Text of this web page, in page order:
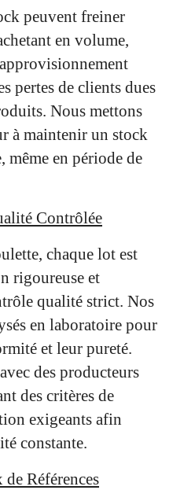
peuvent freiner
en volume,
pertes de clients dues
Nous mettons
à maintenir un stock
même en période de
Contrôlée
chaque lot est
rigoureuse et
qualité strict. Nos
en laboratoire pour
et leur pureté.
des producteurs
des critères de
exigeants afin
constante.
Références